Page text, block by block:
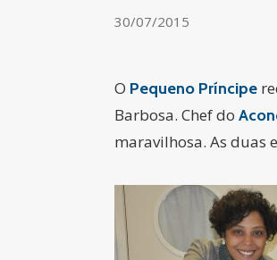
30/07/2015
O Pequeno Príncipe
Barbosa. Chef do
maravilhosa. As duas